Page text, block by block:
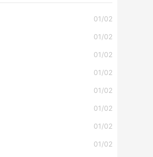
01/02
01/02
01/02
01/02
01/02
01/02
01/02
01/02